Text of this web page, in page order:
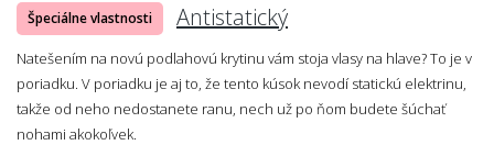
Špeciálne vlastnosti Antistatický
Natešením na novú podlahovú krytinu vám stoja vlasy na hlave? To je v
poriadku. V poriadku je aj to, že tento kúsok nevodí statickú elektrinu,
takže od neho nedostanete ranu, nech už po ňom budete šúchať
nohami akokoľvek.